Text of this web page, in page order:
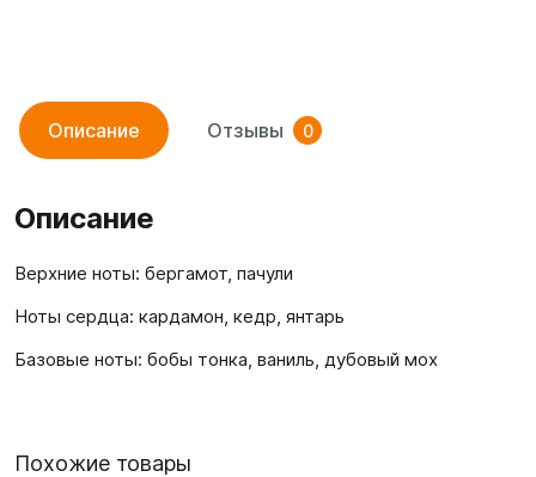
Описание Отзывы 0
Описание
Верхние ноты: бергамот, пачули
Ноты сердца: кардамон, кедр, янтарь
Базовые ноты: бобы тонка, ваниль, дубовый мох
Похожие товары